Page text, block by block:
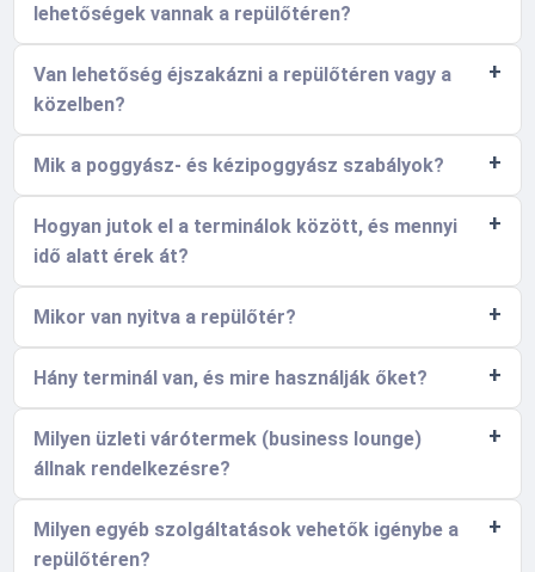
lehetőségek vannak a repülőtéren?
Van lehetőség éjszakázni a repülőtéren vagy a
közelben?
Mik a poggyász- és kézipoggyász szabályok?
Hogyan jutok el a terminálok között, és mennyi
idő alatt érek át?
Mikor van nyitva a repülőtér?
Hány terminál van, és mire használják őket?
Milyen üzleti várótermek (business lounge)
állnak rendelkezésre?
Milyen egyéb szolgáltatások vehetők igénybe a
repülőtéren?